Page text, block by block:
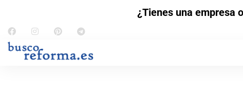
¿Tienes una empresa